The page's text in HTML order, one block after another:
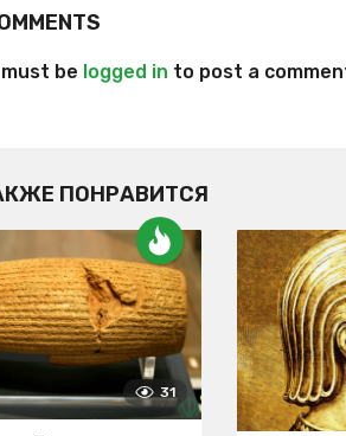
be logged in to post a
ПОНРАВИТСЯ
31